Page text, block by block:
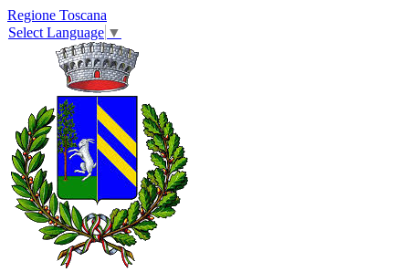
Regione Toscana
Select Language ▼